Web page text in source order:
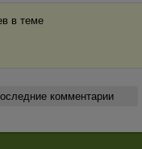
в темe
комментарии